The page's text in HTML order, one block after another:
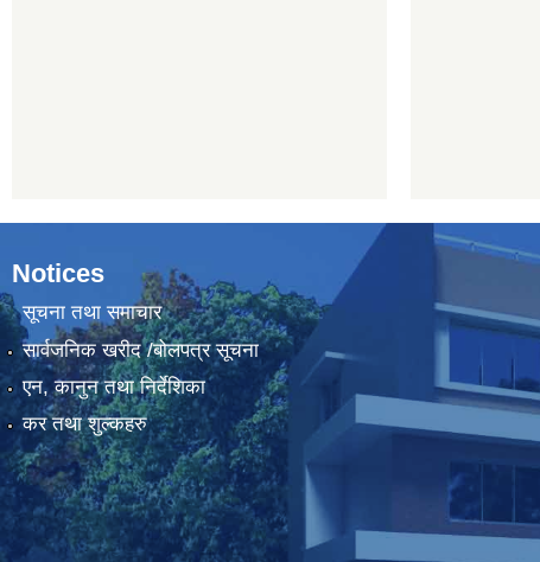
Notices
सूचना तथा समाचार
सार्वजनिक खरीद /बोलपत्र सूचना
एन, कानुन तथा निर्देशिका
कर तथा शुल्कहरु